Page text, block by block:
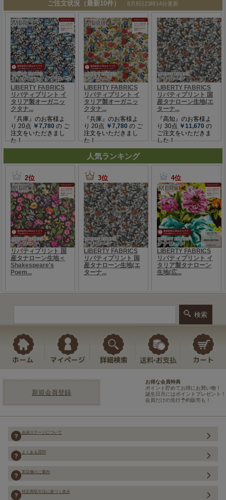
人気ランキング
新規会員登録
お得な会員特典
ポイント貯めてお得にお買い物！
誕生日月にはポイントプレゼント！
会員だけの先行予約販売も！
会員ステージについて
よくある質問
実店舗のご案内
特定商取引法に基づく表示